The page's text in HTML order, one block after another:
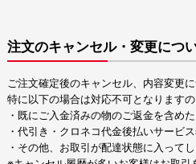
注文のキャンセル・変更につ
ご注文確定後のキャンセル、内容変更
特に以下の場合は対応不可となりますの
・既にご入金済みの物のご返金を含めた
・代引き・クロネコ代金後払いサービ
・その他、お取引が配達状態に入ってし